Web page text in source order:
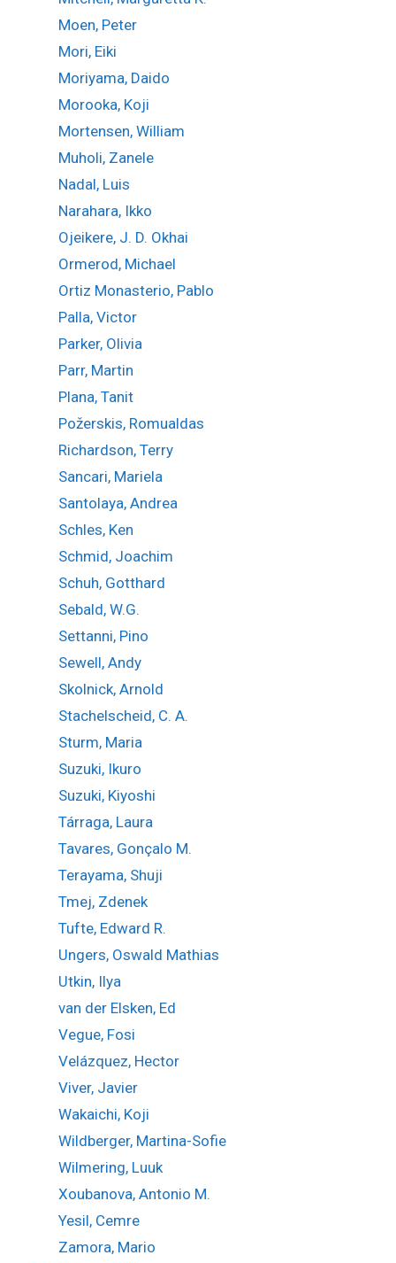
Moen, Peter
Mori, Eiki
Moriyama, Daido
Morooka, Koji
Mortensen, William
Muholi, Zanele
Nadal, Luis
Narahara, Ikko
Ojeikere, J. D. Okhai
Ormerod, Michael
Ortiz Monasterio, Pablo
Palla, Victor
Parker, Olivia
Parr, Martin
Plana, Tanit
Požerskis, Romualdas
Richardson, Terry
Sancari, Mariela
Santolaya, Andrea
Schles, Ken
Schmid, Joachim
Schuh, Gotthard
Sebald, W.G.
Settanni, Pino
Sewell, Andy
Skolnick, Arnold
Stachelscheid, C. A.
Sturm, Maria
Suzuki, Ikuro
Suzuki, Kiyoshi
Tárraga, Laura
Tavares, Gonçalo M.
Terayama, Shuji
Tmej, Zdenek
Tufte, Edward R.
Ungers, Oswald Mathias
Utkin, Ilya
van der Elsken, Ed
Vegue, Fosi
Velázquez, Hector
Viver, Javier
Wakaichi, Koji
Wildberger, Martina-Sofie
Wilmering, Luuk
Xoubanova, Antonio M.
Yesil, Cemre
Zamora, Mario